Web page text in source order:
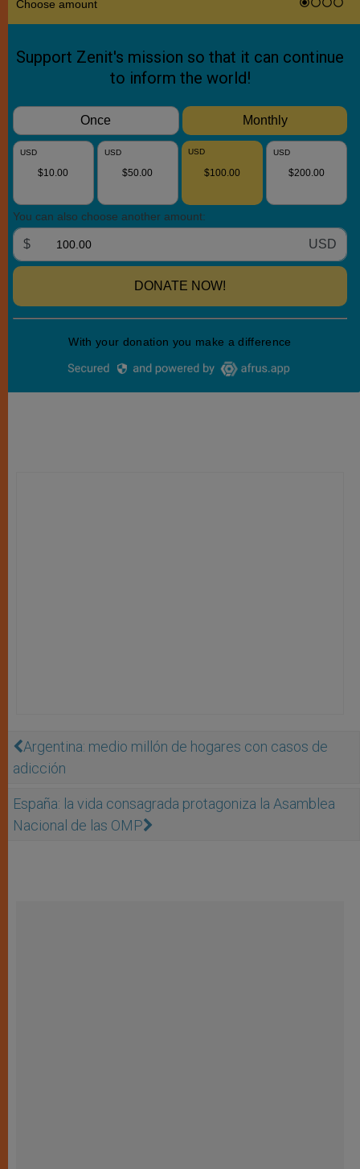
Argentina: medio millón de hogares con casos de
adicción
España: la vida consagrada protagoniza la Asamblea
Nacional de las OMP